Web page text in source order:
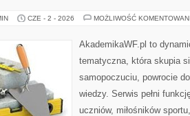
CZE - 2 - 2026 MOŻLIWOŚĆ
AkademikaWF.pl to
tematyczna, która skupia
samopoczuciu, powrocie
wiedzy. Serwis pełni
uczniów, miłośników